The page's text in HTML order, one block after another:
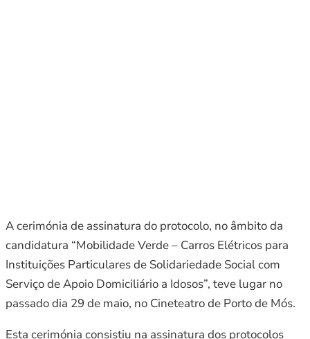
A cerimónia de assinatura do protocolo, no âmbito da
candidatura “Mobilidade Verde – Carros Elétricos para
Instituições Particulares de Solidariedade Social com
Serviço de Apoio Domiciliário a Idosos”, teve lugar no
passado dia 29 de maio, no Cineteatro de Porto de Mós.
Esta cerimónia consistiu na assinatura dos protocolos